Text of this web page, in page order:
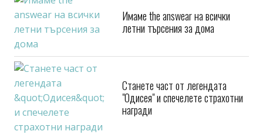
Имаме the answear на всички
летни търсения за дома
Станете част от легендата
"Одисея" и спечелете страхотни
награди